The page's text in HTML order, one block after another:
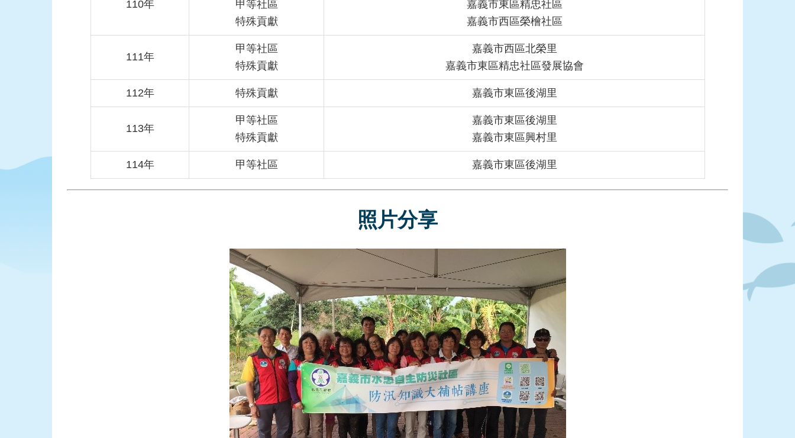
110年
甲等社區
特殊貢獻
嘉義市東區精忠社區
嘉義市西區榮檜社區
111年
甲等社區
特殊貢獻
嘉義市西區北榮里
嘉義市東區精忠社區發展協會
112年 特殊貢獻 嘉義市東區後湖里
113年
甲等社區
特殊貢獻
嘉義市東區後湖里
嘉義市東區興村里
114年 甲等社區 嘉義市東區後湖里
照片分享